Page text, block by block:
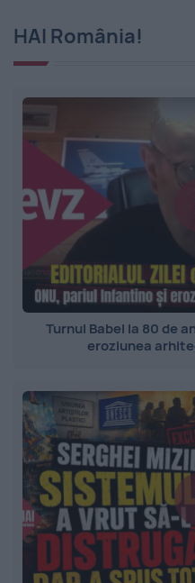
HAI România!
Turnul Babel la 80 de
eroziunea